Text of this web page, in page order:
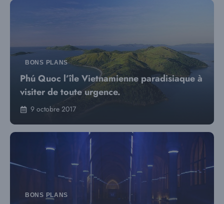
BONS PLANS
Phú Quoc l’île Vietnamienne paradisiaque à
visiter de toute urgence.
9 octobre 2017
BONS PLANS